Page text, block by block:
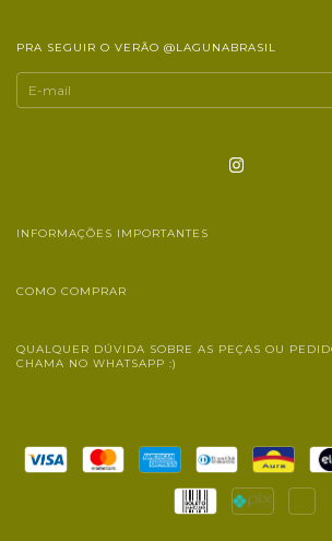
PRA SEGUIR O VERÃO @LAGUNABRASIL
INFORMAÇÕES IMPORTANTES
COMO COMPRAR
QUALQUER DÚVIDA SOBRE AS PEÇAS OU
CHAMA NO WHATSAPP :)